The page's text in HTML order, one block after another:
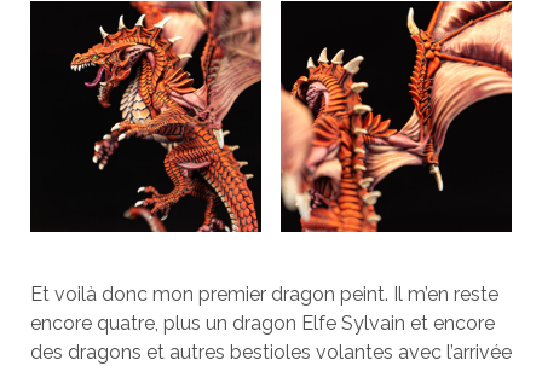
Et voilà donc mon premier dragon peint. Il m’en reste
encore quatre, plus un dragon Elfe Sylvain et encore
des dragons et autres bestioles volantes avec l’arrivée